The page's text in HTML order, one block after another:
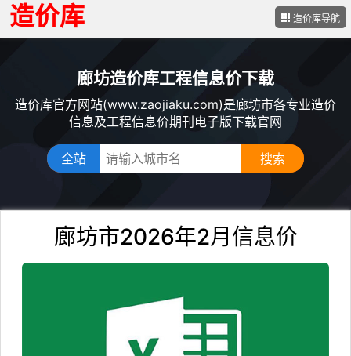
造价库 造价库导航
廊坊造价库工程信息价下载
造价库官方网站(www.zaojiaku.com)是廊坊市各专业造价
信息及工程信息价期刊电子版下载官网
全站
廊坊市2026年2月信息价